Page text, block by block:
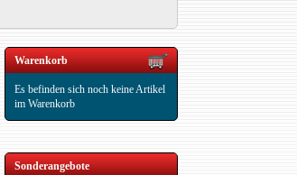
Warenkorb
Es befinden sich noch keine Artikel
im Warenkorb
Sonderangebote